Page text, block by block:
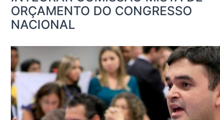
ORÇAMENTO DO CONGRESSO
NACIONAL